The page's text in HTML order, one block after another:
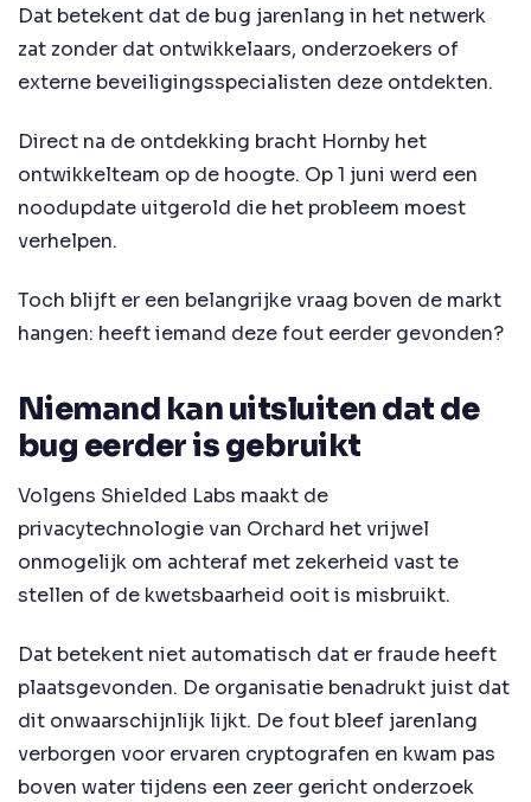
Dat betekent dat de bug jarenlang in het netwerk
zat zonder dat ontwikkelaars, onderzoekers of
externe beveiligingsspecialisten deze ontdekten.
Direct na de ontdekking bracht Hornby het
ontwikkelteam op de hoogte. Op 1 juni werd een
noodupdate uitgerold die het probleem moest
verhelpen.
Toch blijft er een belangrijke vraag boven de markt
hangen: heeft iemand deze fout eerder gevonden?
Niemand kan uitsluiten dat de
bug eerder is gebruikt
Volgens Shielded Labs maakt de
privacytechnologie van Orchard het vrijwel
onmogelijk om achteraf met zekerheid vast te
stellen of de kwetsbaarheid ooit is misbruikt.
Dat betekent niet automatisch dat er fraude heeft
plaatsgevonden. De organisatie benadrukt juist dat
dit onwaarschijnlijk lijkt. De fout bleef jarenlang
verborgen voor ervaren cryptografen en kwam pas
boven water tijdens een zeer gericht onderzoek